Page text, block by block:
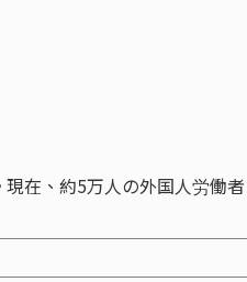
現在、約5万人の外国人労働者